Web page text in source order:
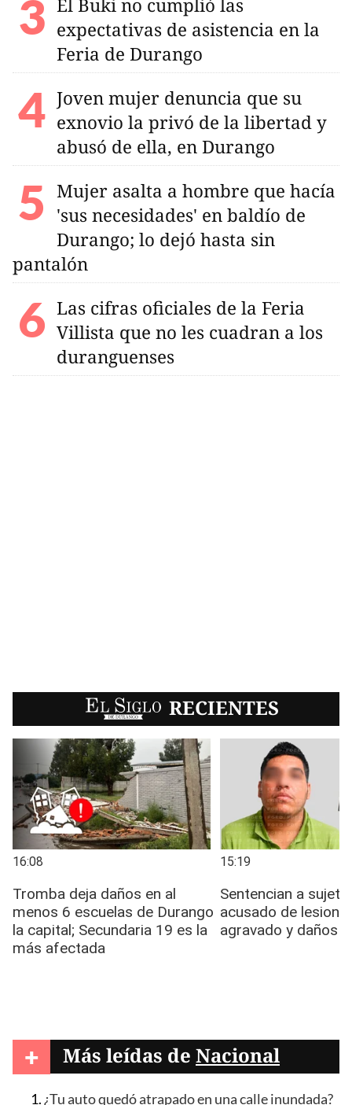
expectativas de asistencia en la
Feria de Durango
Joven mujer denuncia que su
exnovio la privó de la libertad y
abusó de ella, en Durango
Mujer asalta a hombre que hacía
'sus necesidades' en baldío de
Durango; lo dejó hasta sin
pantalón
Las cifras oficiales de la Feria
Villista que no les cuadran a los
duranguenses
EL SIGLO RECIENTES
+ Más leídas de Nacional
¿Tu auto quedó atrapado en una calle inundada?